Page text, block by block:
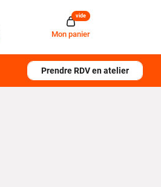
Mon panier
vide
Prendre RDV en atelier